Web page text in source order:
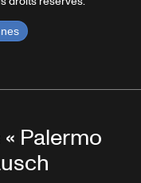
Palermo